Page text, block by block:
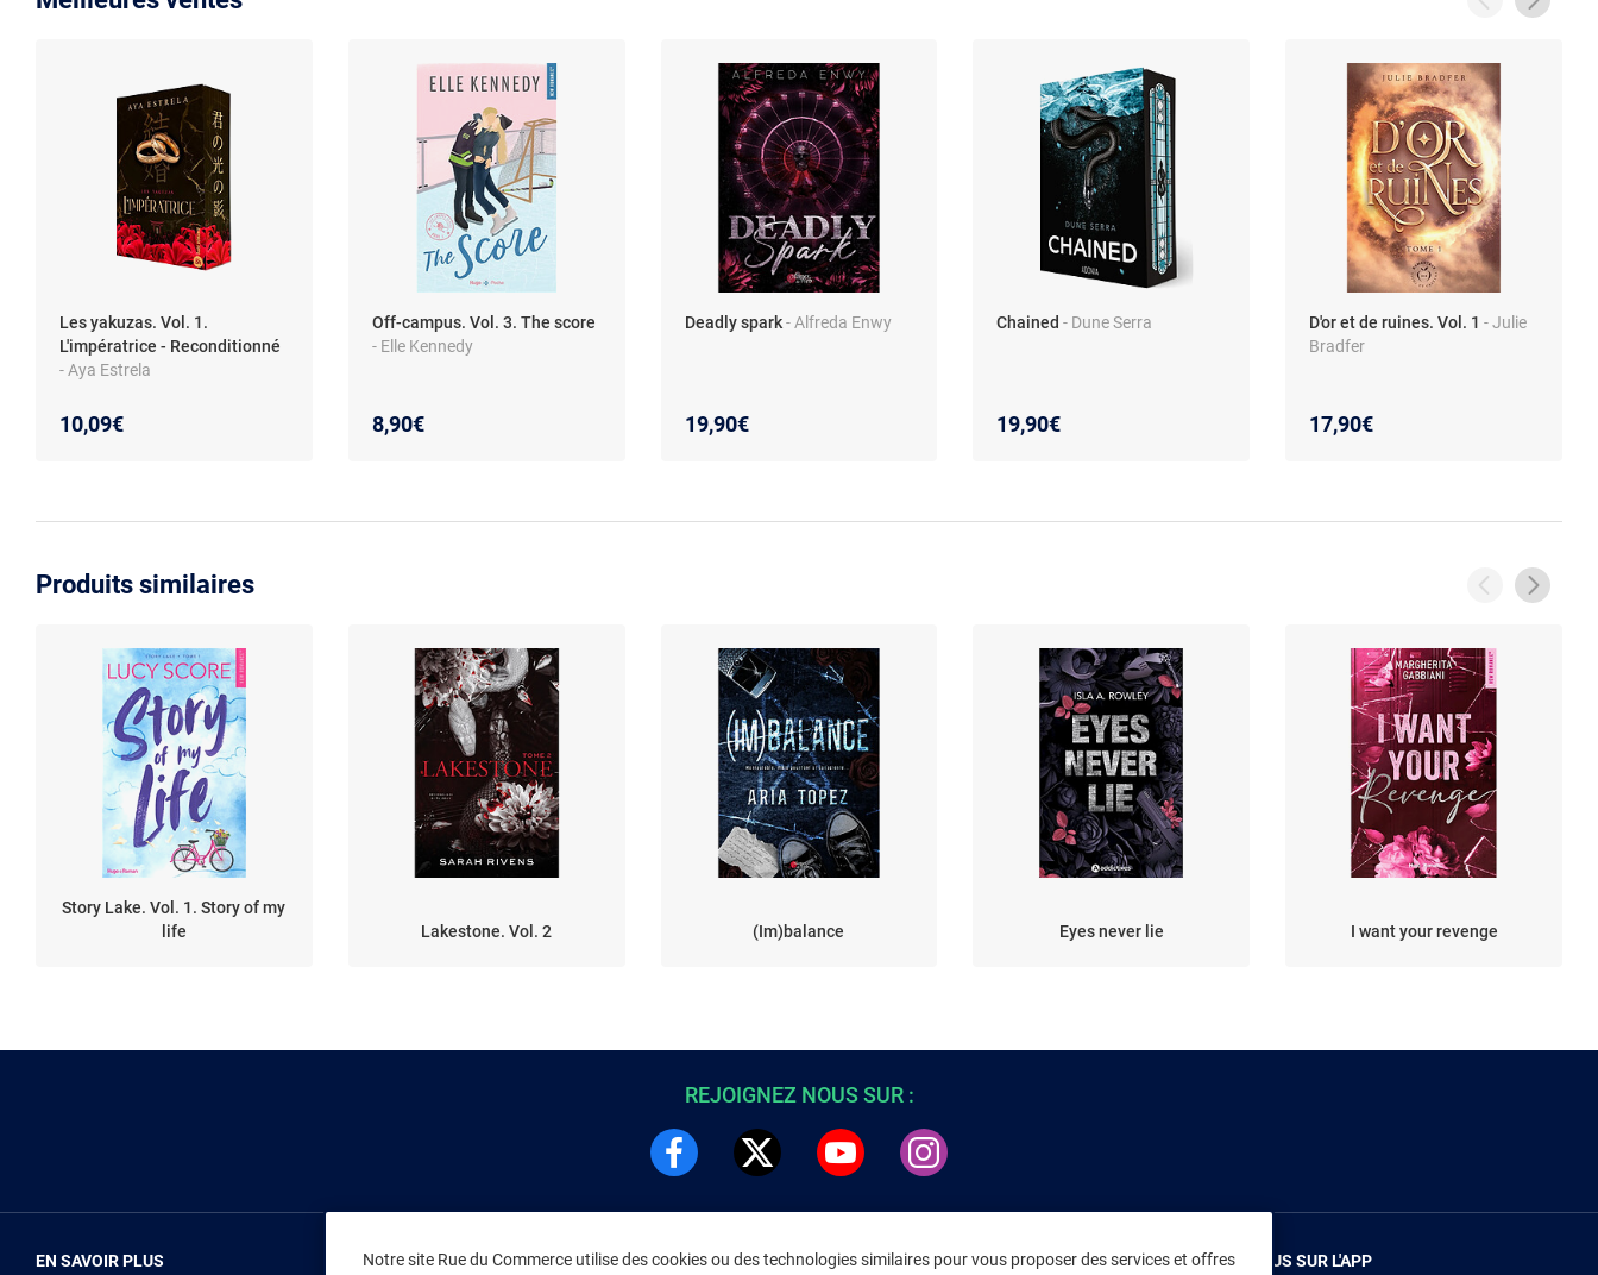
Les yakuzas. Vol. 1.
L'impératrice - Reconditionné
- Aya Estrela
10,09€
Off-campus. Vol. 3. The score
- Elle Kennedy
8,90€
Deadly spark- Alfreda Enwy
19,90€
Chained- Dune Serra
19,90€
D'or et de ruines. Vol. 1- Julie
Bradfer
17,90€
Produits similaires
Story Lake. Vol. 1. Story of my
life
Lakestone. Vol. 2 (Im)balance Eyes never lie I want your revenge
Notre site Rue du Commerce utilise des cookies ou des technologies similaires pour vous proposer des services et offres
REJOIGNEZ NOUS SUR :
EN SAVOIR PLUS
NOUS REJOINDRE
INFORMATIONS LÉGALES
RENDEZ-VOUS SUR L'APP